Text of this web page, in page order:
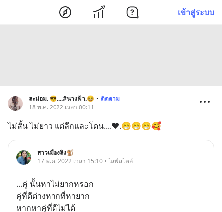
เข้าสู่ระบบ
ละม่อม. 😎....#นางฟ้า.😆 • ติดตาม
18 พ.ค. 2022 เวลา 00:11
ไม่สั้น ไม่ยาว แต่ลึกและโดน....❤.😁😁😁🥰
สาวเมืองลิง🐒
17 พ.ค. 2022 เวลา 15:10 • ไลฟ์สไตล์
...คู่ นั้นหาไม่ยากหรอก
คู่ที่ดีต่างหากที่หายาก
หากหาคู่ที่ดีไม่ได้